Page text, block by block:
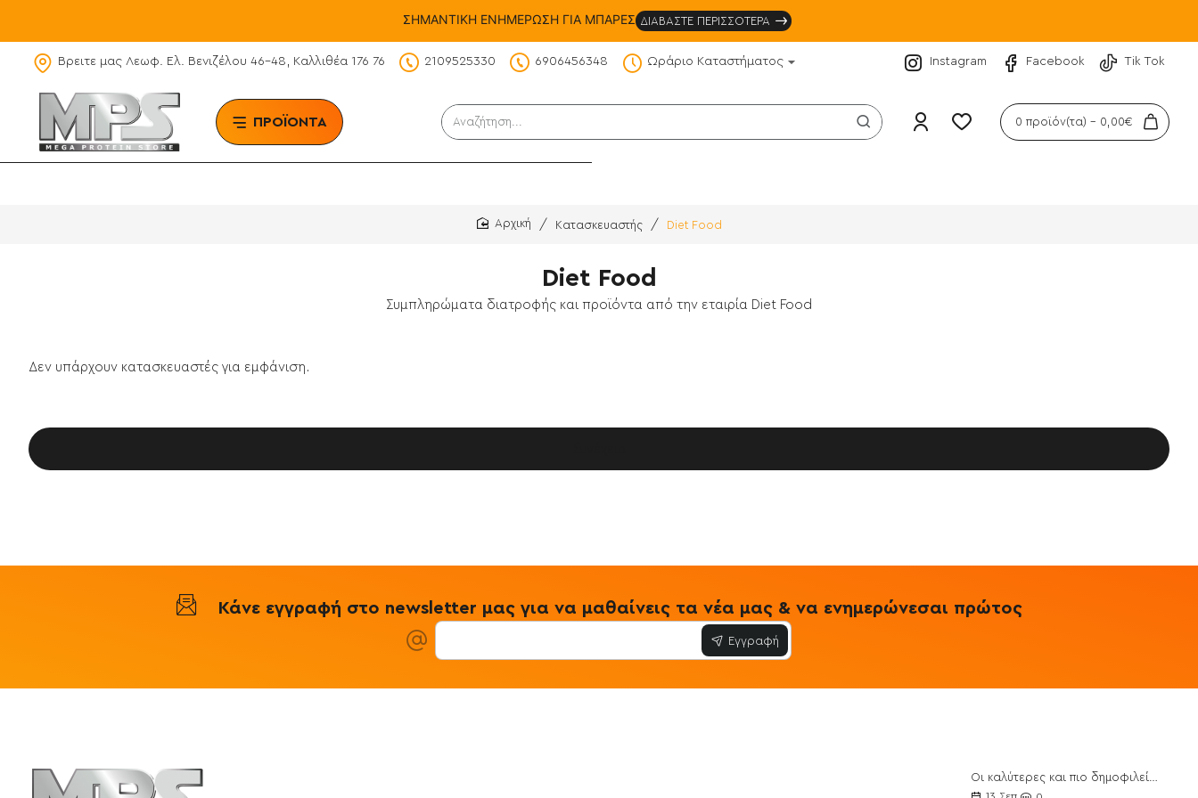
ΣΗΜΑΝΤΙΚΗ ΕΝΗΜΕΡΩΣΗ ΓΙΑ ΜΠΑΡΕΣ ΔΙΑΒΑΣΤΕ ΠΕΡΙΣΣΟΤΕΡΑ
Βρειτε μας Λεωφ. Ελ. Βενιζέλου 46-48, Καλλιθέα 176 76 2109525330 6906456348 Ωράριο Καταστήματος Instagram Facebook Tik Tok
ΠΡΟΪΟΝΤΑ Αναζήτηση... 0 προϊόν(τα) - 0,00€
Diet Food
Συμπληρώματα διατροφής και προϊόντα από την εταιρία Diet Food
Κατασκευαστής Diet Food
Δεν υπάρχουν κατασκευαστές για εμφάνιση.
Κάνε εγγραφή στο newsletter μας για να μαθαίνεις τα νέα μας & να ενημερώνεσαι πρώτος
Εγγραφή